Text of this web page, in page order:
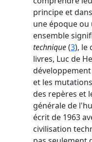
principe et
une époque
ensemble
technique(3), le
livres, Luc de
et les
des repères et
générale de
écrit de 1963
civilisation